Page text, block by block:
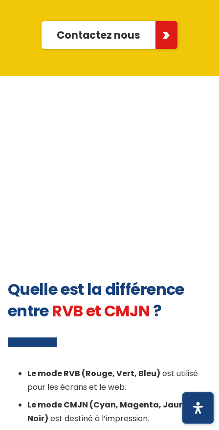
Contactez nous
Quelle est la différence
entreRVB et CMJN ?
Le mode RVB (Rouge, Vert, Bleu) est utilisé
pour les écrans et le web.
Le mode CMJN (Cyan, Magenta, Jaune,
Noir) est destiné à l’impression.